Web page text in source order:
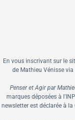
En vous inscrivant sur le
de Mathieu Vénisse via
Penser et Agir par
marques déposées à
newsletter est déclarée à